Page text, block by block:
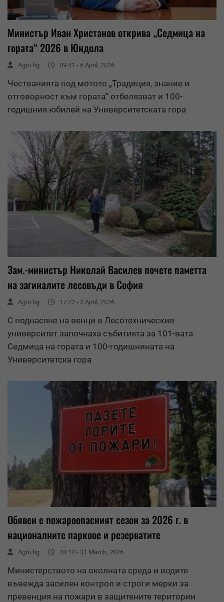
Министър Иван Христанов открива „Седмица на
гората“ 2026 в Юндола
Agro.bg 09:41 - 6 April, 2026
Честванията под мотото „Традиция, знание и
отговорност към гората“ отбелязват и 100-
годишния юбилей на Университетската гора
Зам.-министър Николай Василев почете паметта
на загиналите лесовъди в София
Agro.bg 17:22 - 3 April, 2026
С поднасяне на венци в Лесотехническия
университет започнаха събитията за 101-вата
Седмица на гората и 100-годишнината на
Университетска гора
Обявен е пожароопасният сезон за 2026 г. в
националните паркове и резерватите
Agro.bg 18:12 - 31 March, 2026
Министерството на околната среда и водите
въвежда засилен контрол и строги мерки за
превенция на пожари в защитените територии